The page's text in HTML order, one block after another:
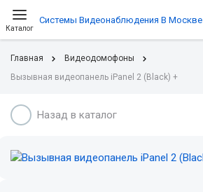
Каталог
Системы Видеонаблюдения В Москве
Главная
Видеодомофоны
Вызывная видеопанель iPanel 2 (Black) +
Назад в каталог